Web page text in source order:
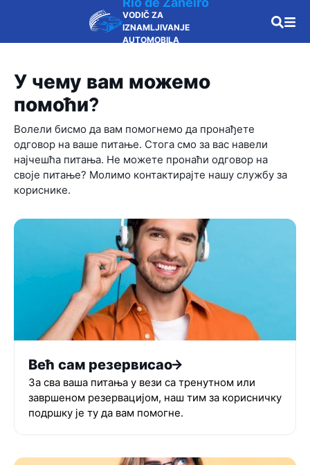
VODIČ ZA
IZNAMLJIVANJE
AUTOMOBILA
У чему вам можемо
помоћи?
Волели бисмо да вам помогнемо да пронађете
одговор на ваше питање. Стога смо за вас навели
најчешћа питања. Не можете пронаћи одговор на
своје питање? Молимо контактирајте нашу службу за
кориснике.
Већ сам резервисао
За сва ваша питања у вези са тренутном или
завршеном резервацијом, наш тим за корисничку
подршку је ту да вам помогне.